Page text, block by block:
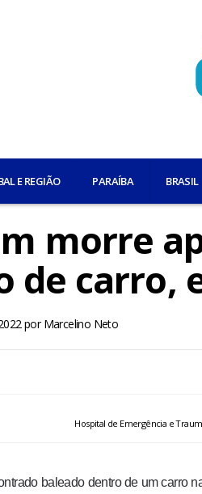
E REGIÃO PARAÍBA BRASIL
morre
de carro,
porMarcelino Neto
Hospital de Emergência e
baleado dentro de um carro